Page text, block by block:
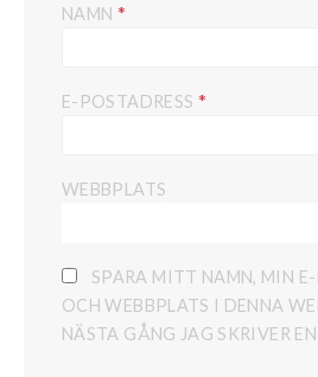
NAMN *
E-POSTADRESS *
WEBBPLATS
SPARA MITT NAMN, MIN
OCH WEBBPLATS I DENNA
NÄSTA GÅNG JAG SKRIVER